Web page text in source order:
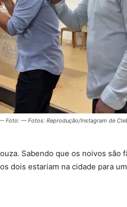
Foto: — Fotos: Reprodução/Instagram de
Sabendo que os noivos são
dois estariam na cidade para